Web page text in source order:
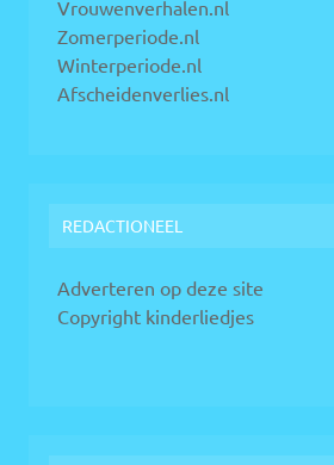
Vrouwenverhalen.nl
Zomerperiode.nl
Winterperiode.nl
Afscheidenverlies.nl
REDACTIONEEL
Adverteren op deze site
Copyright kinderliedjes